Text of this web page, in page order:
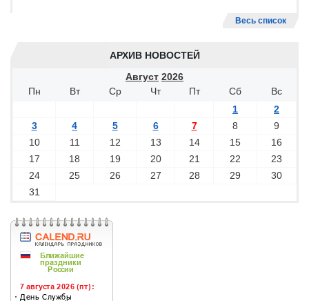
Весь список
АРХИВ НОВОСТЕЙ
Август 2026
Пн
Вт Ср Чт Пт Сб
Вс
1
2
3
4 5 6 7 8
9
10
11 12 13 14 15
16
17
18 19 20 21 22
23
24
25 26 27 28 29
30
31